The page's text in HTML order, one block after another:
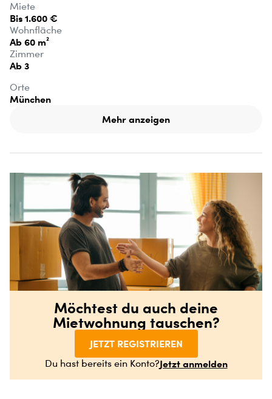
Miete
Bis 1.600 €
Wohnfläche
Ab 60 m²
Zimmer
Ab 3
Orte
München
Mehr anzeigen
Möchtest du auch deine
Mietwohnung tauschen?
JETZT REGISTRIEREN
Du hast bereits ein Konto?Jetzt anmelden